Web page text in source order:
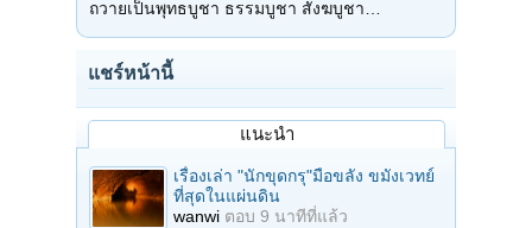
ถวายเป็นพุทธบูชา ธรรมบูชา สังฆบูชา…
แชร์หน้านี้
แนะนำ
เรื่องเล่า "นักขุดกรุ"มือขลัง ขมังเวทย์
ที่สุดในแผ่นดิน
wanwi ตอบ 9 นาทีที่แล้ว